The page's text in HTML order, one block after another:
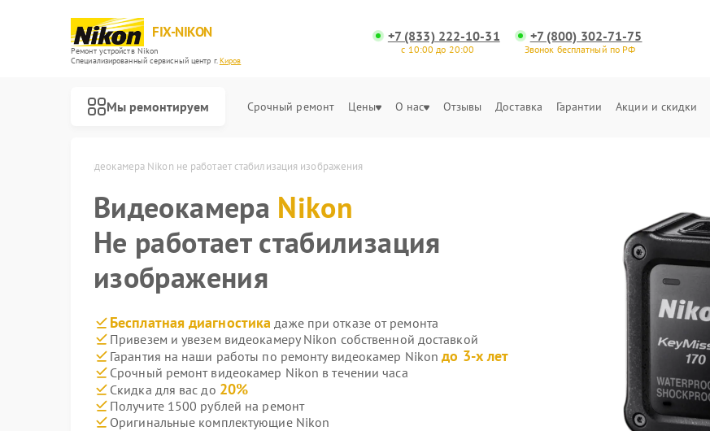
FIX-NIKON
Ремонт устройств Nikon
Специализированный cервисный центр г.Киров
+7 (833) 222-10-31
с 10:00 до 20:00
+7 (800) 302-71-75
Звонок бесплатный по РФ
Мы ремонтируем Срочный ремонт Цены О нас Отзывы Доставка Гарантии Акции и скидки
Видеокамера Nikon не работает стабилизация изображения
Видеокамера Nikon
Не работает стабилизация
изображения
Бесплатная диагностика даже при отказе от ремонта
Привезем и увезем видеокамеру Nikon собственной доставкой
Гарантия на наши работы по ремонту видеокамер Nikonдо 3-х лет
Срочный ремонт видеокамер Nikon в течении часа
Скидка для вас до 20%
Получите 1500 рублей на ремонт
Оригинальные комплектующие Nikon